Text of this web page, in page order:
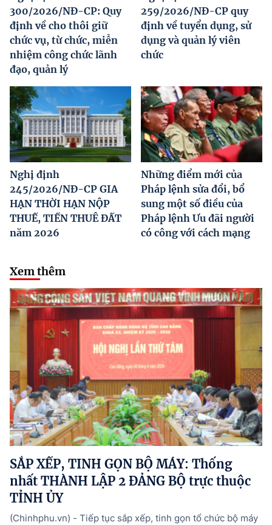
300/2026/NĐ-CP: Quy
định về cho thôi giữ
chức vụ, từ chức, miễn
nhiệm công chức lãnh
đạo, quản lý
259/2026/NĐ-CP quy
định về tuyển dụng, sử
dụng và quản lý viên
chức
Nghị định
245/2026/NĐ-CP GIA
HẠN THỜI HẠN NỘP
THUẾ, TIỀN THUÊ ĐẤT
năm 2026
Những điểm mới của
Pháp lệnh sửa đổi, bổ
sung một số điều của
Pháp lệnh Ưu đãi người
có công với cách mạng
Xem thêm
SẮP XẾP, TINH GỌN BỘ MÁY: Thống
nhất THÀNH LẬP 2 ĐẢNG BỘ trực thuộc
TỈNH ỦY
(Chinhphu.vn) - Tiếp tục sắp xếp, tinh gọn tổ chức bộ máy